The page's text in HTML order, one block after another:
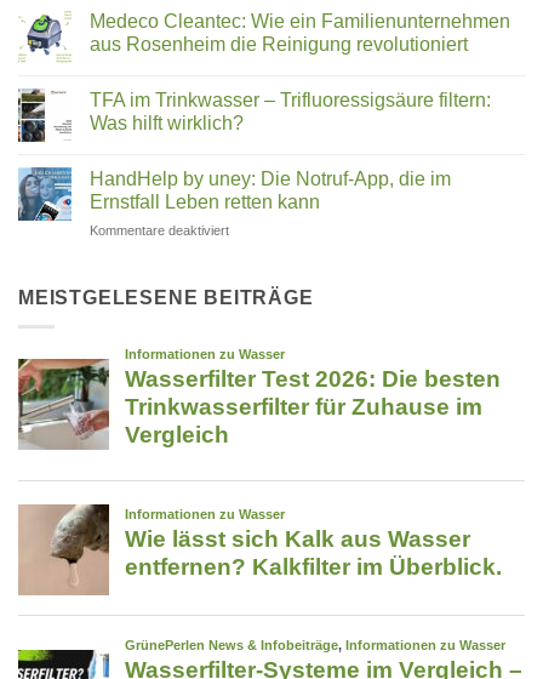
Verwirblern
und
Juicer
Vergleich
2026:
Kuvings,
Angel
–
welcher
zu
Medeco Cleantec: Wie ein Familienunternehmen
aus Rosenheim die Reinigung revolutioniert
zu
Medeco
Cleantec:
Familienunternehmen
aus
Rosenheim
die
TFA im Trinkwasser – Trifluoressigsäure filtern:
Was hilft wirklich?
zu
TFA
im
Trinkwasser
Was
hilft
HandHelp by uney: Die Notruf-App, die im
Ernstfall Leben retten kann
Kommentare deaktiviertfür
uney:
App,
die
Ernstfall
MEISTGELESENE BEITRÄGE